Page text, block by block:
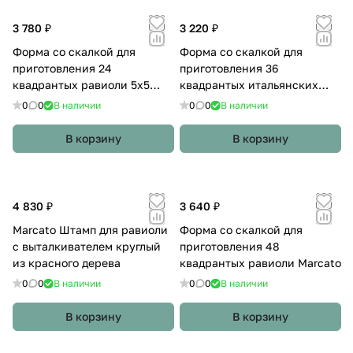
3 780 ₽
Форма со скалкой для
приготовления 24
квадрантых равиоли 5x5
Marcato
0 0 В наличии
В корзину
3 220 ₽
Форма со скалкой для
приготовления 36
квадрантых итальянских
равиоли 35x35
0 0 В наличии
В корзину
4 830 ₽
Marcato Штамп для равиоли
с выталкивателем круглый
из красного дерева
0 0 В наличии
В корзину
3 640 ₽
Форма со скалкой для
приготовления 48
квадрантых равиоли Marcato
0 0 В наличии
В корзину